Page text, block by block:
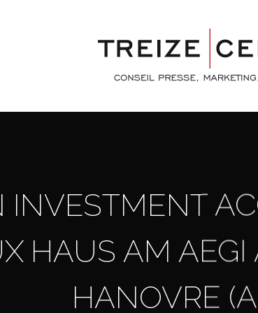
INVESTMENT
HAUS AM
HANOVRE